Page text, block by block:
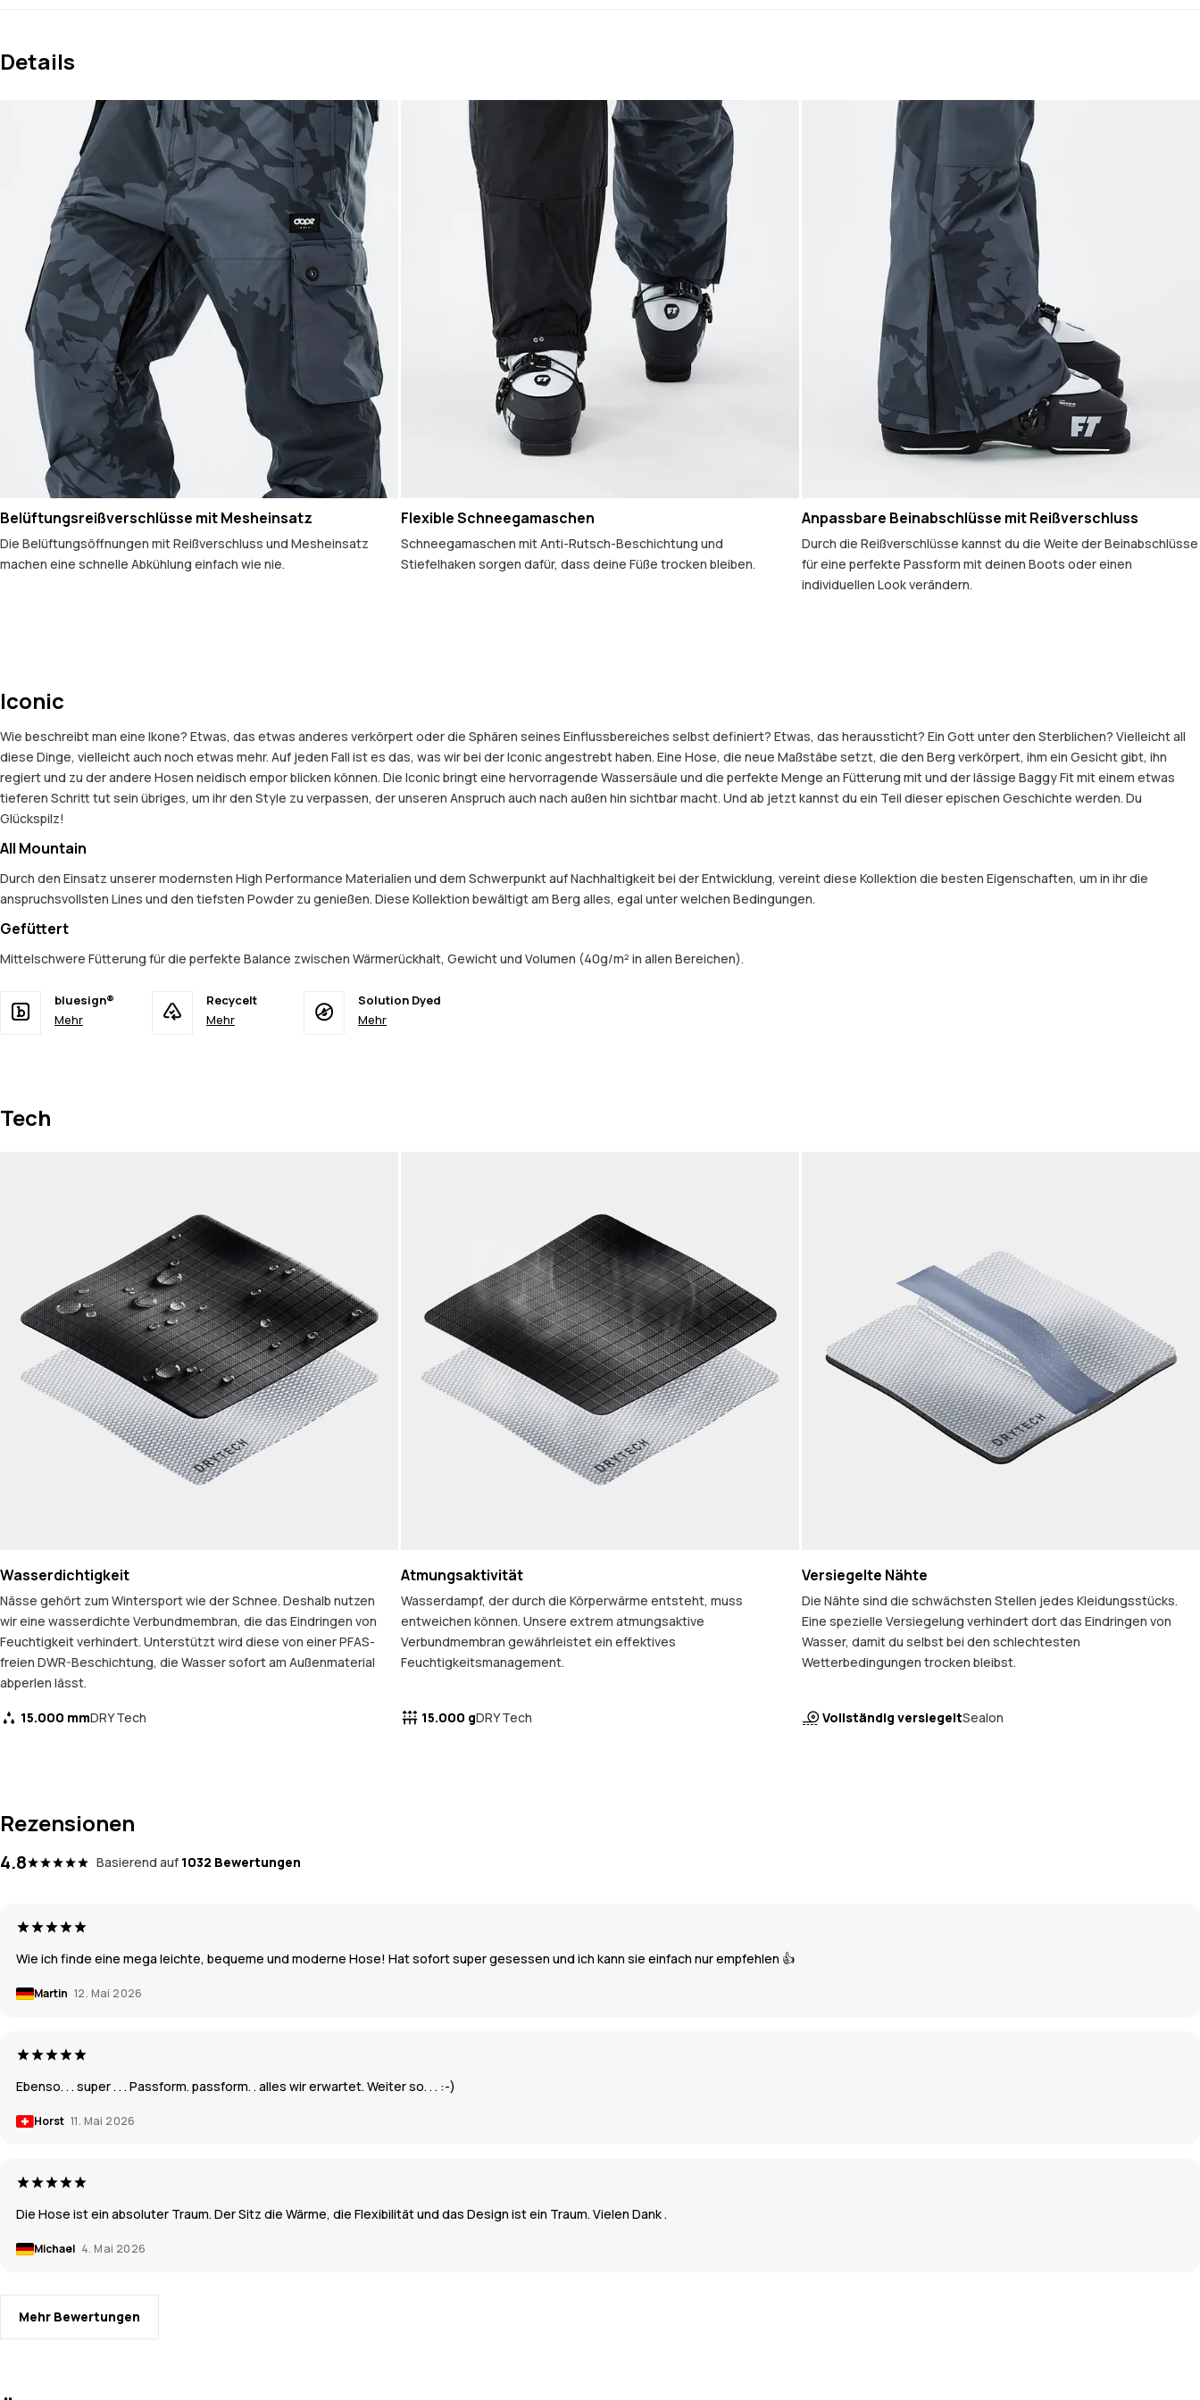
Details
Belüftungsreißverschlüsse mit Mesheinsatz
Die Belüftungsöffnungen mit Reißverschluss und Mesheinsatz
machen eine schnelle Abkühlung einfach wie nie.
Flexible Schneegamaschen
Schneegamaschen mit Anti-Rutsch-Beschichtung und
Stiefelhaken sorgen dafür, dass deine Füße trocken bleiben.
Anpassbare Beinabschlüsse mit Reißverschluss
Durch die Reißverschlüsse kannst du die Weite der Beinabschlüsse
für eine perfekte Passform mit deinen Boots oder einen
individuellen Look verändern.
Iconic
Wie beschreibt man eine Ikone? Etwas, das etwas anderes verkörpert oder die Sphären seines Einflussbereiches selbst definiert? Etwas, das heraussticht? Ein Gott unter den Sterblichen? Vielleicht all
diese Dinge, vielleicht auch noch etwas mehr. Auf jeden Fall ist es das, was wir bei der Iconic angestrebt haben. Eine Hose, die neue Maßstäbe setzt, die den Berg verkörpert, ihm ein Gesicht gibt, ihn
regiert und zu der andere Hosen neidisch empor blicken können. Die Iconic bringt eine hervorragende Wassersäule und die perfekte Menge an Fütterung mit und der lässige Baggy Fit mit einem etwas
tieferen Schritt tut sein übriges, um ihr den Style zu verpassen, der unseren Anspruch auch nach außen hin sichtbar macht. Und ab jetzt kannst du ein Teil dieser epischen Geschichte werden. Du
Glückspilz!
All Mountain
Durch den Einsatz unserer modernsten High Performance Materialien und dem Schwerpunkt auf Nachhaltigkeit bei der Entwicklung, vereint diese Kollektion die besten Eigenschaften, um in ihr die
anspruchsvollsten Lines und den tiefsten Powder zu genießen. Diese Kollektion bewältigt am Berg alles, egal unter welchen Bedingungen.
Gefüttert
Mittelschwere Fütterung für die perfekte Balance zwischen Wärmerückhalt, Gewicht und Volumen (40g/m² in allen Bereichen).
bluesign®
Mehr
Recycelt
Mehr
Solution Dyed
Mehr
Tech
Wasserdichtigkeit
Nässe gehört zum Wintersport wie der Schnee. Deshalb nutzen
wir eine wasserdichte Verbundmembran, die das Eindringen von
Feuchtigkeit verhindert. Unterstützt wird diese von einer PFAS-
freien DWR-Beschichtung, die Wasser sofort am Außenmaterial
abperlen lässt.
15.000 mmDRY Tech
Atmungsaktivität
Wasserdampf, der durch die Körperwärme entsteht, muss
entweichen können. Unsere extrem atmungsaktive
Verbundmembran gewährleistet ein effektives
Feuchtigkeitsmanagement.
15.000 gDRY Tech
Versiegelte Nähte
Die Nähte sind die schwächsten Stellen jedes Kleidungsstücks.
Eine spezielle Versiegelung verhindert dort das Eindringen von
Wasser, damit du selbst bei den schlechtesten
Wetterbedingungen trocken bleibst.
Vollständig versiegeltSealon
Rezensionen
4.8 Basierend auf 1032 Bewertungen
Wie ich finde eine mega leichte, bequeme und moderne Hose! Hat sofort super gesessen und ich kann sie einfach nur empfehlen 👍
Martin 12. Mai 2026
Ebenso. . . super . . . Passform. passform. . alles wir erwartet. Weiter so. . . :-)
Horst 11. Mai 2026
Die Hose ist ein absoluter Traum. Der Sitz die Wärme, die Flexibilität und das Design ist ein Traum. Vielen Dank .
Michael 4. Mai 2026
Mehr Bewertungen